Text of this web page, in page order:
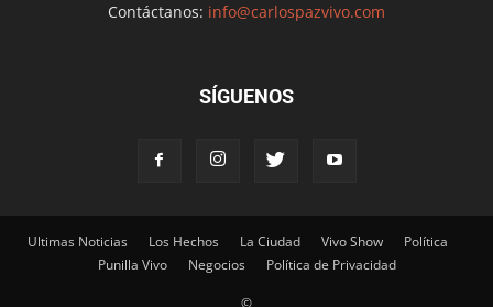
Contáctanos: info@carlospazvivo.com
SÍGUENOS
Ultimas Noticias Los Hechos La Ciudad Vivo Show
Política
Punilla Vivo
Negocios Política de Privacidad